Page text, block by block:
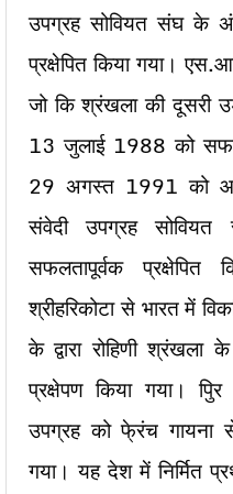
उपग्रह सोवियत संघ के
प्रक्षेपित किया गया।
जो कि श्रंखला की दूसरी
13 जुलाई 1988 को
29 अगस्त 1991 को
संवेदी उपग्रह
सफलतापूर्वक
श्रीहरिकोटा से भारत में
के द्वारा रोहिणी
प्रक्षेपण किया गया।
उपग्रह को फे्रंच गायना
गया। यह देश में निर्मित